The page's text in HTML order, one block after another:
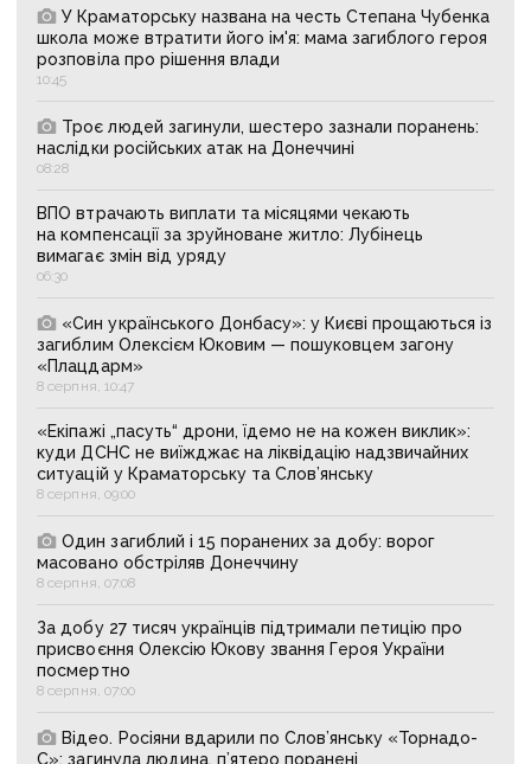
У Краматорську названа на честь Степана Чубенка
школа може втратити його ім'я: мама загиблого героя
розповіла про рішення влади
10:45
Троє людей загинули, шестеро зазнали поранень:
наслідки російських атак на Донеччині
08:28
ВПО втрачають виплати та місяцями чекають
на компенсації за зруйноване житло: Лубінець
вимагає змін від уряду
06:30
«Син українського Донбасу»: у Києві прощаються із
загиблим Олексієм Юковим — пошуковцем загону
«Плацдарм»
8 серпня, 10:47
«Екіпажі „пасуть“ дрони, їдемо не на кожен виклик»:
куди ДСНС не виїжджає на ліквідацію надзвичайних
ситуацій у Краматорську та Слов’янську
8 серпня, 09:00
Один загиблий і 15 поранених за добу: ворог
масовано обстріляв Донеччину
8 серпня, 07:08
За добу 27 тисяч українців підтримали петицію про
присвоєння Олексію Юкову звання Героя України
посмертно
8 серпня, 07:00
Відео. Росіяни вдарили по Слов’янську «Торнадо-
С»: загинула людина, п’ятеро поранені